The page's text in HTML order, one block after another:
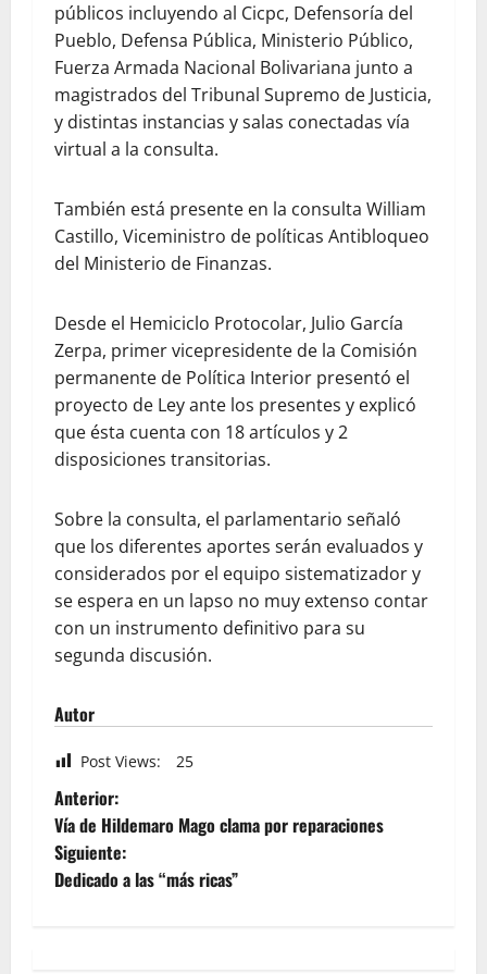
públicos incluyendo al Cicpc, Defensoría del
Pueblo, Defensa Pública, Ministerio Público,
Fuerza Armada Nacional Bolivariana junto a
magistrados del Tribunal Supremo de Justicia,
y distintas instancias y salas conectadas vía
virtual a la consulta.
También está presente en la consulta William
Castillo, Viceministro de políticas Antibloqueo
del Ministerio de Finanzas.
Desde el Hemiciclo Protocolar, Julio García
Zerpa, primer vicepresidente de la Comisión
permanente de Política Interior presentó el
proyecto de Ley ante los presentes y explicó
que ésta cuenta con 18 artículos y 2
disposiciones transitorias.
Sobre la consulta, el parlamentario señaló
que los diferentes aportes serán evaluados y
considerados por el equipo sistematizador y
se espera en un lapso no muy extenso contar
con un instrumento definitivo para su
segunda discusión.
Autor
Post Views: 25
Anterior:
Vía de Hildemaro Mago clama por reparaciones
Siguiente:
Dedicado a las “más ricas”